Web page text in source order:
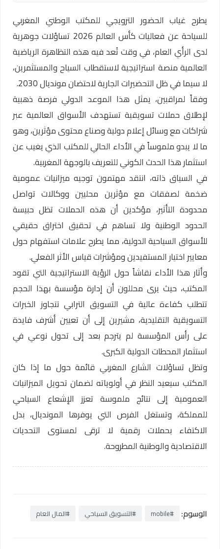
يطرح غياب الحضور الترويجي للمكتب الوطني المغربي
للسياحة عن فعاليات كأس العالم 2026 تساؤلات جوهرية
لدى الرأي العام، في وقت تُعد فيه هذه التظاهرة الرياضية
العالمية منصة استراتيجية لاستقطاب السياح والمستثمرين،
لا سيما في ظل التحضيرات الجارية لاحتضان مونديال 2030.
وفقاً لمراقبين، يمثل هذا الموعد الدولي فرصة ذهبية
لإطلاق حملات تسويقية تستهدف الأسواق العالمية عبر
شراكات مع وسائل إعلام دولية وصناع محتوى مؤثرين، وهو
ما لا يبدو ملموساً في الأداء الحالي للمكتب الذي يغيب عن
استثمار هذا الحدث الكوني للتعريف بالوجهة المغربية.
في السياق ذاته، انتقد مهتمون توجيه ميزانيات عمومية
ضخمة لصفقات مع مؤثرين محليين ووكالات تواصل
محدودة التأثير، مؤكدين أن هذه الحملات تظل حبيسة
الحدود الوطنية ولا تساهم في تحقيق اختراق حقيقي
للأسواق السياحية الدولية، مما يطرح علامات استفهام حول
معايير اختيار المستفيدين ومؤشرات قياس الأثر الفعلي.
وأثار هذا الأداء نقاشاً حول الرؤية الاستراتيجية التي تقود
المكتب، حيث يرى محللون أن إدارة مؤسسة بهذا الحجم
تتطلب كفاءة عالية في التسويق الترابي تتجاوز الخبرات
التسويقية التقليدية، مشيرين إلى أن تعيين أشرف فايدة
على رأس المؤسسة لم يترجم بعد إلى تحول نوعي في
استثمار المحطات الدولية الكبرى.
وتظل تساؤلات الشارع المغربي قائمة حول ما إذا كان
المكتب سيعيد النظر في أولوياته لضمان تحويل الميزانيات
العمومية إلى نتائج ملموسة تعزز الإشعاع السياحي
للمملكة، وتستغل الفرص التي يوفرها المونديال، بدل
الاكتفاء بحملات رقمية لا ترقى لمستوى التحديات
الاقتصادية والوطنية المطروحة.
الوسوم: #mobile #التسويق السياحي #المال العام